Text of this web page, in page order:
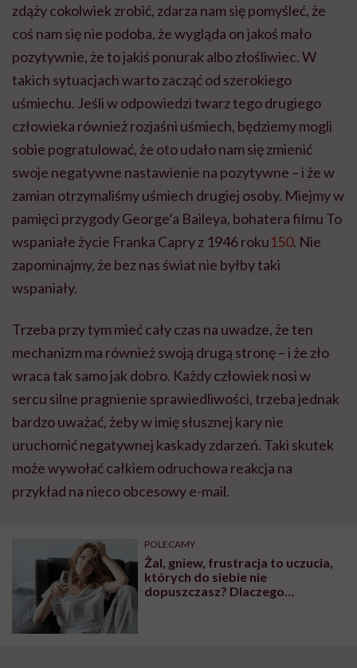
zdąży cokolwiek zrobić, zdarza nam się pomyśleć, że
coś nam się nie podoba, że wygląda on jakoś mało
pozytywnie, że to jakiś ponurak albo złośliwiec. W
takich sytuacjach warto zacząć od szerokiego
uśmiechu. Jeśli w odpowiedzi twarz tego drugiego
człowieka również rozjaśni uśmiech, będziemy mogli
sobie pogratulować, że oto udało nam się zmienić
swoje negatywne nastawienie na pozytywne – i że w
zamian otrzymaliśmy uśmiech drugiej osoby. Miejmy w
pamięci przygody George’a Baileya, bohatera filmu To
wspaniałe życie Franka Capry z 1946 roku150. Nie
zapominajmy, że bez nas świat nie byłby taki
wspaniały.
Trzeba przy tym mieć cały czas na uwadze, że ten
mechanizm ma również swoją drugą stronę – i że zło
wraca tak samo jak dobro. Każdy człowiek nosi w
sercu silne pragnienie sprawiedliwości, trzeba jednak
bardzo uważać, żeby w imię słusznej kary nie
uruchomić negatywnej kaskady zdarzeń. Taki skutek
może wywołać całkiem odruchowa reakcja na
przykład na nieco obcesowy e-mail.
POLECAMY
Żal, gniew, frustracja to uczucia,
których do siebie nie
dopuszczasz? Dlaczego